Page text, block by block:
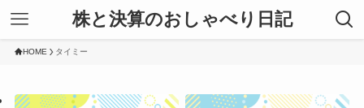
株と決算のおしゃべり日記
HOME タイミー